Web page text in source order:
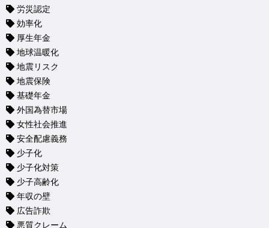
労災認定
効率化
厚生年金
地球温暖化
地震リスク
地震保険
基礎年金
外国為替市場
女性社会推進
安全配慮義務
少子化
少子化対策
少子高齢化
年収の壁
広告詐欺
悪質クレーム